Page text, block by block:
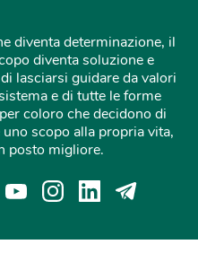
diventa determinazione, il
diventa soluzione e
lasciarsi guidare da valori
e di tutte le forme
coloro che decidono di
scopo alla propria vita,
posto migliore.